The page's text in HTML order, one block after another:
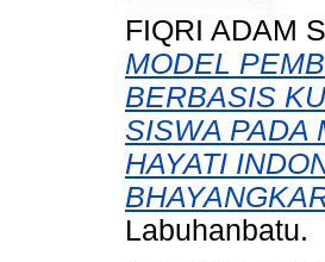
FIQRI ADAM
MODEL
BERBASIS
SISWA PADA
HAYATI
Labuhanbatu.